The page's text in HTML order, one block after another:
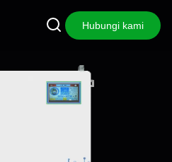
Hubungi kami